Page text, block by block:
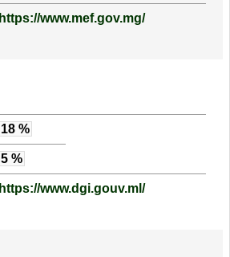
https://www.mef.gov.mg/
18 %
5 %
https://www.dgi.gouv.ml/